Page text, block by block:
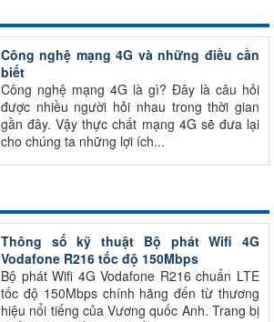
Công nghệ mạng 4G và những điều cần
biết
Công nghệ mạng 4G là gì? Đây là câu hỏi
được nhiều người hỏi nhau trong thời gian
gần đây. Vậy thực chất mạng 4G sẽ đưa lại
cho chúng ta những lợi ích...
Thông số kỹ thuật Bộ phát Wifi 4G
Vodafone R216 tốc độ 150Mbps
Bộ phát Wifi 4G Vodafone R216 chuẩn LTE
tốc độ 150Mbps chính hãng đến từ thương
hiệu nổi tiếng của Vương quốc Anh. Trang bị